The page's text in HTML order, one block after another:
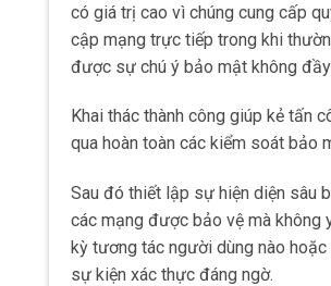
có giá trị cao vì chúng cung cấp
cập mạng trực tiếp trong khi
được sự chú ý bảo mật không
Khai thác thành công giúp kẻ tấn
qua hoàn toàn các kiểm soát bảo
Sau đó thiết lập sự hiện diện sâu
các mạng được bảo vệ mà không
kỳ tương tác người dùng nào
sự kiện xác thực đáng ngờ.